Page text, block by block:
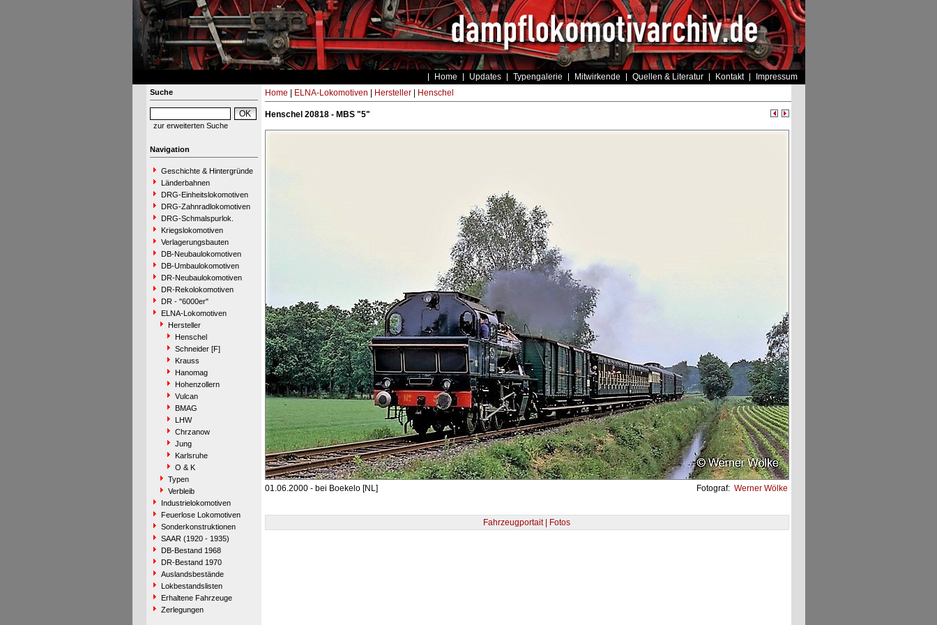
Home Updates Typengalerie Mitwirkende Quellen & Literatur Kontakt Impressum
Suche
zur erweiterten Suche
Navigation
Geschichte & Hintergründe
Länderbahnen
DRG-Einheitslokomotiven
DRG-Zahnradlokomotiven
DRG-Schmalspurlok.
Kriegslokomotiven
Verlagerungsbauten
DB-Neubaulokomotiven
DB-Umbaulokomotiven
DR-Neubaulokomotiven
DR-Rekolokomotiven
DR - "6000er"
ELNA-Lokomotiven
Hersteller
Henschel
Schneider [F]
Krauss
Hanomag
Hohenzollern
Vulcan
BMAG
LHW
Chrzanow
Jung
Karlsruhe
O & K
Typen
Verbleib
Industrielokomotiven
Feuerlose Lokomotiven
Sonderkonstruktionen
SAAR (1920 - 1935)
DB-Bestand 1968
DR-Bestand 1970
Auslandsbestände
Lokbestandslisten
Erhaltene Fahrzeuge
Zerlegungen
Home ELNA-Lokomotiven Hersteller| Henschel
Henschel 20818 - MBS "5"
01.06.2000 - bei Boekelo [NL] Fotograf: Werner Wölke
Fahrzeugportait | Fotos